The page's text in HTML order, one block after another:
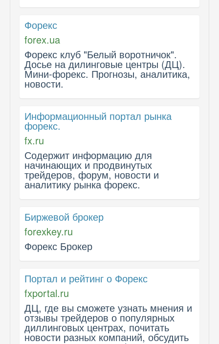
Форекс
forex.ua
Форекс клуб "Белый воротничок".
Досье на дилинговые центры (ДЦ).
Мини-форекс. Прогнозы, аналитика,
новости.
Информационный портал рынка
форекс.
fx.ru
Содержит информацию для
начинающих и продвинутых
трейдеров, форум, новости и
аналитику рынка форекс.
Биржевой брокер
forexkey.ru
Форекс Брокер
Портал и рейтинг о Форекс
fxportal.ru
ДЦ, где вы сможете узнать мнения и
отзывы трейдеров о популярных
диллинговых центрах, почитать
новости разных компаний, обсудить